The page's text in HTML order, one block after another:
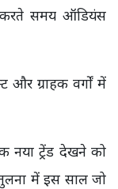
करते समय ऑडियंस
और ग्राहक वर्गों में
नया ट्रेंड देखने को
में इस साल जो